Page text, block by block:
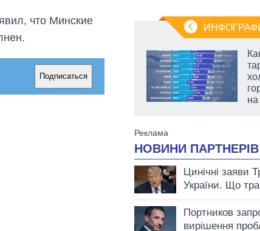
что Минские
Подписаться
изменилось
количество
поступающих в
на